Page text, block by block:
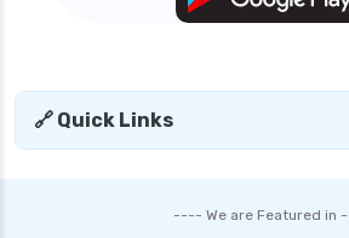
health insurance advantages
health insurance ahmedabad
health insurance bhopal
🔗 Quick Links
---- We are Featured in